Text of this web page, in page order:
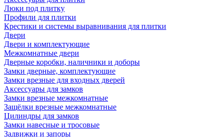
Люки под плитку
Профили для плитки
Крестики и системы выравнивания для плитки
Двери
Двери и комплектующие
Межкомнатные двери
Дверные коробки, наличники и доборы
Замки дверные, комплектующие
Замки врезные для входных дверей
Аксессуары для замков
Замки врезные межкомнатные
Защёлки врезные межкомнатные
Цилиндры для замков
Замки навесные и тросовые
Задвижки и запоры